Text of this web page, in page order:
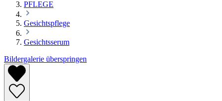
PFLEGE
Gesichtspflege
Gesichtsserum
Bildergalerie überspringen